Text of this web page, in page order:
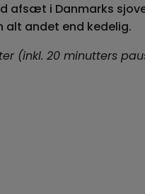
afsæt i Danmarks
andet end kedelig.
(inkl. 20 minutters